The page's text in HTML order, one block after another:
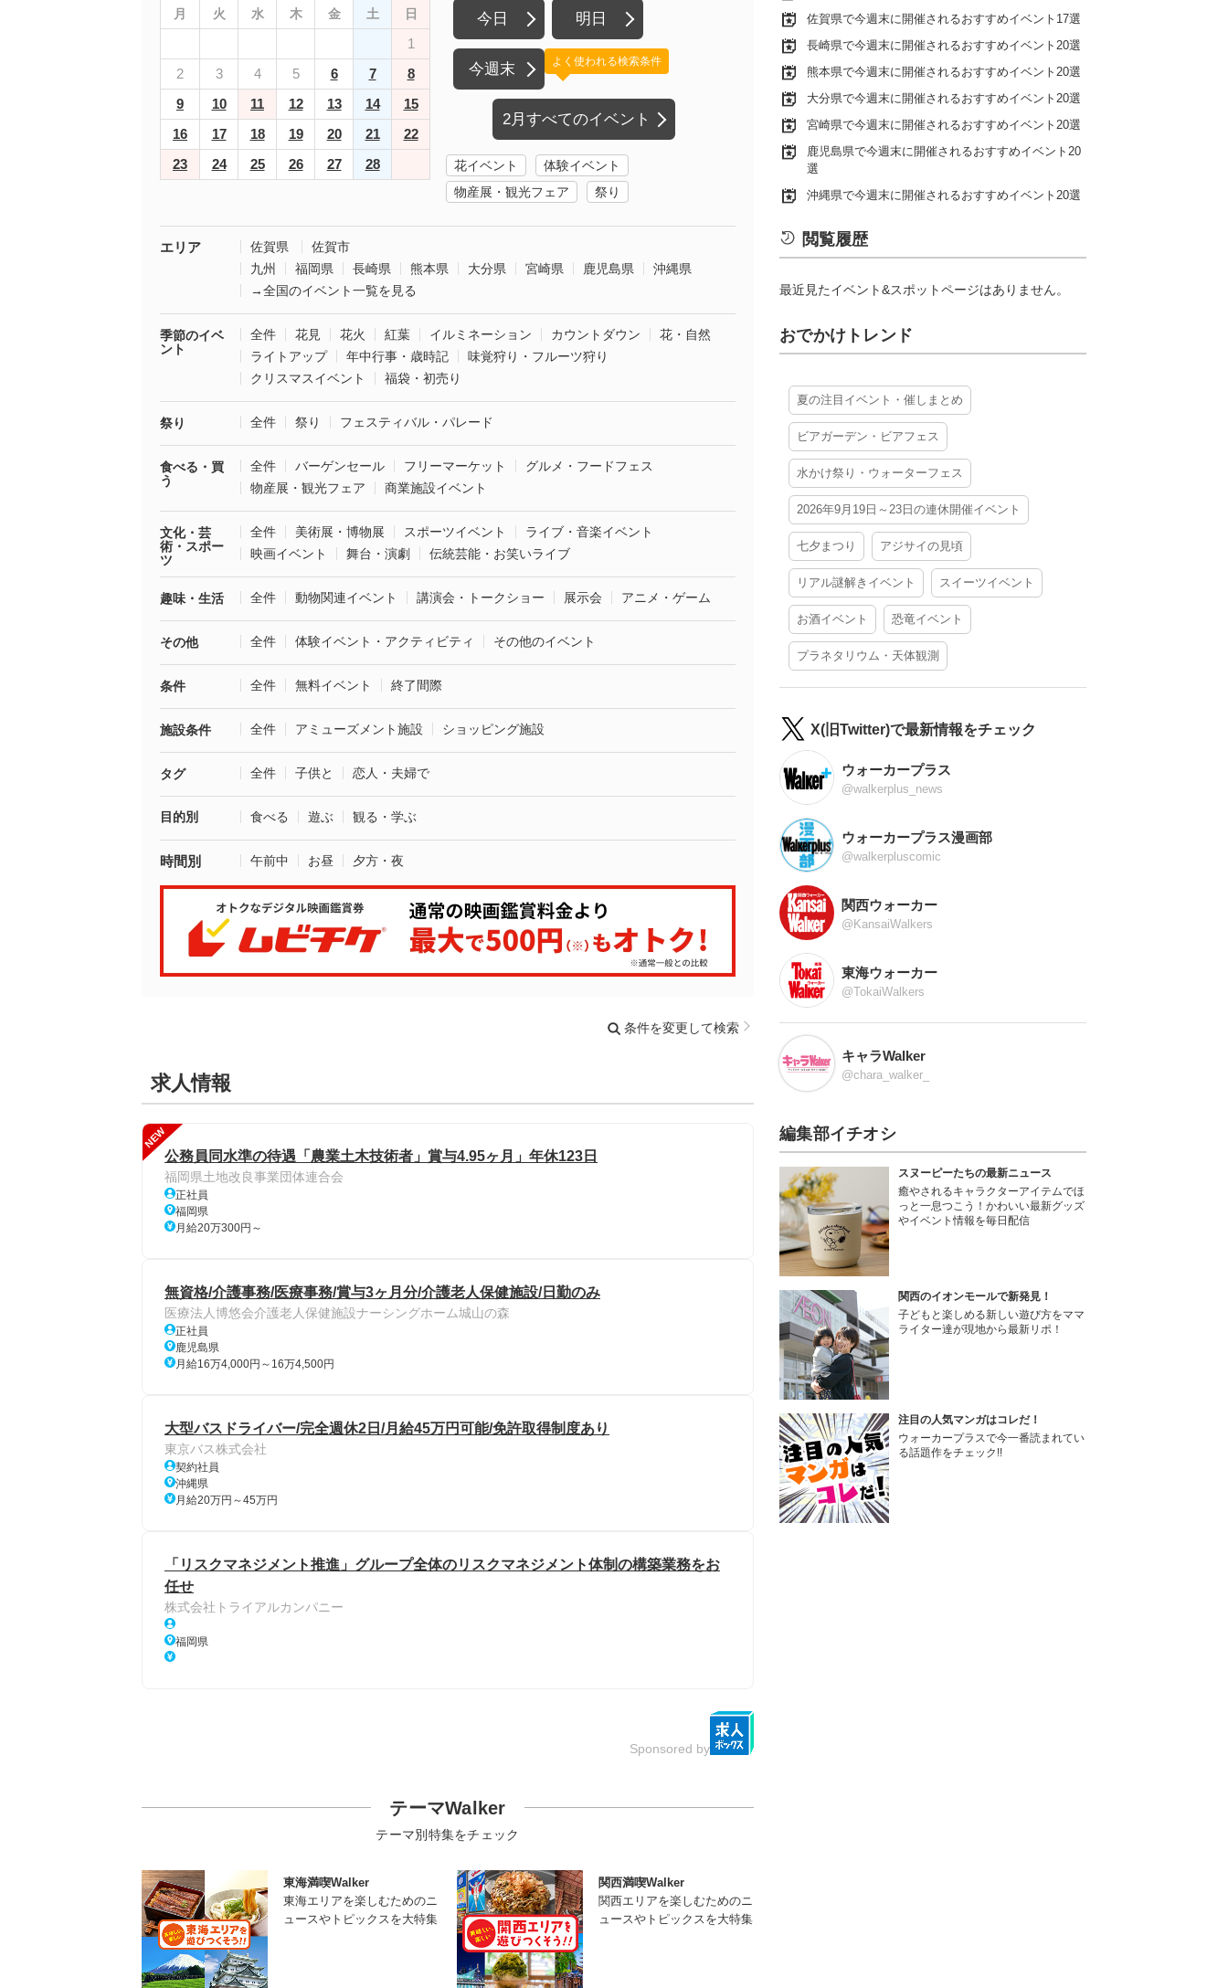
月 火 水 木 金 土 日
1
2
3 4 5 6 7
8
9
10 11 12 13 14
15
16
17 18 19 20 21
22
23
24 25 26 27 28
今日 明日
今週末
2月すべてのイベント
よく使われる検索条件
花イベント
体験イベント
物産展・観光フェア
祭り
エリア 佐賀県
佐賀市
九州
福岡県 長崎県 熊本県 大分県 宮崎県 鹿児島県
沖縄県
→全国のイベント一覧を見る
季節のイベ
ント
全件 花見 花火 紅葉 イルミネーション カウントダウン
花・自然
ライトアップ
年中行事・歳時記
味覚狩り・フルーツ狩り
クリスマスイベント
福袋・初売り
祭り 全件 祭り フェスティバル・パレード
食べる・買
う
全件 バーゲンセール フリーマーケット
グルメ・フードフェス
物産展・観光フェア
商業施設イベント
文化・芸
術・スポー
ツ
全件 美術展・博物展 スポーツイベント
ライブ・音楽イベント
映画イベント
舞台・演劇 伝統芸能・お笑いライブ
趣味・生活 全件 動物関連イベント 講演会・トークショー 展示会 アニメ・ゲーム
その他 全件 体験イベント・アクティビティ その他のイベント
条件 全件 無料イベント 終了間際
施設条件 全件 アミューズメント施設 ショッピング施設
タグ 全件 子供と 恋人・夫婦で
目的別 食べる 遊ぶ 観る・学ぶ
時間別 午前中 お昼 夕方・夜
条件を変更して検索
求人情報
NEW
公務員同水準の待遇「農業土木技術者」賞与4.95ヶ月」年休123日
福岡県土地改良事業団体連合会
正社員
福岡県
月給20万300円～
無資格/介護事務/医療事務/賞与3ヶ月分/介護老人保健施設/日勤のみ
医療法人博悠会介護老人保健施設ナーシングホーム城山の森
正社員
鹿児島県
月給16万4,000円～16万4,500円
大型バスドライバー/完全週休2日/月給45万円可能/免許取得制度あり
東京バス株式会社
契約社員
沖縄県
月給20万円～45万円
「リスクマネジメント推進」グループ全体のリスクマネジメント体制の構築業務をお
任せ
株式会社トライアルカンパニー
福岡県
Sponsored by
テーマWalker
テーマ別特集をチェック
東海満喫Walker
東海エリアを楽しむためのニ
ュースやトピックスを大特集
関西満喫Walker
関西エリアを楽しむためのニ
ュースやトピックスを大特集
佐賀県で今週末に開催されるおすすめイベント17選
長崎県で今週末に開催されるおすすめイベント20選
熊本県で今週末に開催されるおすすめイベント20選
大分県で今週末に開催されるおすすめイベント20選
宮崎県で今週末に開催されるおすすめイベント20選
鹿児島県で今週末に開催されるおすすめイベント20
選
沖縄県で今週末に開催されるおすすめイベント20選
閲覧履歴
最近見たイベント&スポットページはありません。
おでかけトレンド
夏の注目イベント・催しまとめ
ビアガーデン・ビアフェス
水かけ祭り・ウォーターフェス
2026年9月19日～23日の連休開催イベント
七夕まつり アジサイの見頃
リアル謎解きイベント スイーツイベント
お酒イベント 恐竜イベント
プラネタリウム・天体観測
X(旧Twitter)で最新情報をチェック
ウォーカープラス
@walkerplus_news
ウォーカープラス漫画部
@walkerpluscomic
関西ウォーカー
@KansaiWalkers
東海ウォーカー
@TokaiWalkers
キャラWalker
@chara_walker_
編集部イチオシ
スヌーピーたちの最新ニュース
癒やされるキャラクターアイテムでほ
っと一息つこう！かわいい最新グッズ
やイベント情報を毎日配信
関西のイオンモールで新発見！
子どもと楽しめる新しい遊び方をママ
ライター達が現地から最新リポ！
注目の人気マンガはコレだ！
ウォーカープラスで今一番読まれてい
る話題作をチェック!!